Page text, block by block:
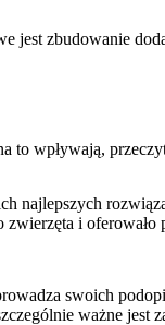
jest zbudowanie
to wpływają,
najlepszych
i oferowało
swoich
ważne jest